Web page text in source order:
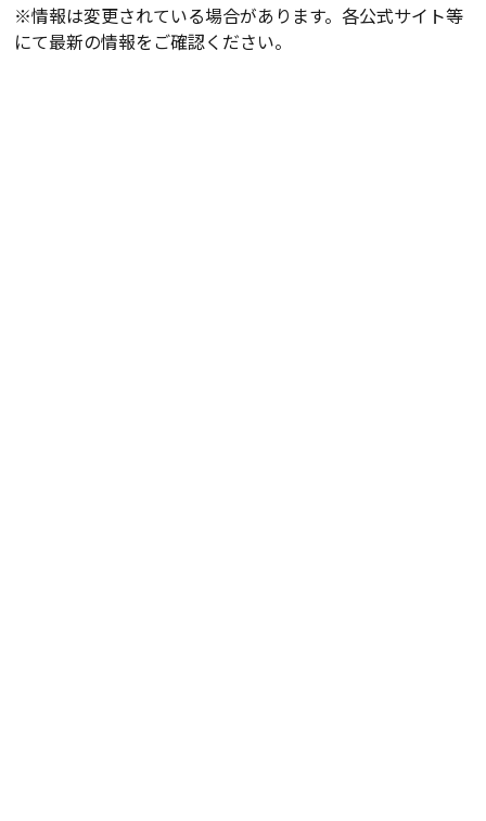
※情報は変更されている場合があります。各公式サイト等
にて最新の情報をご確認ください。